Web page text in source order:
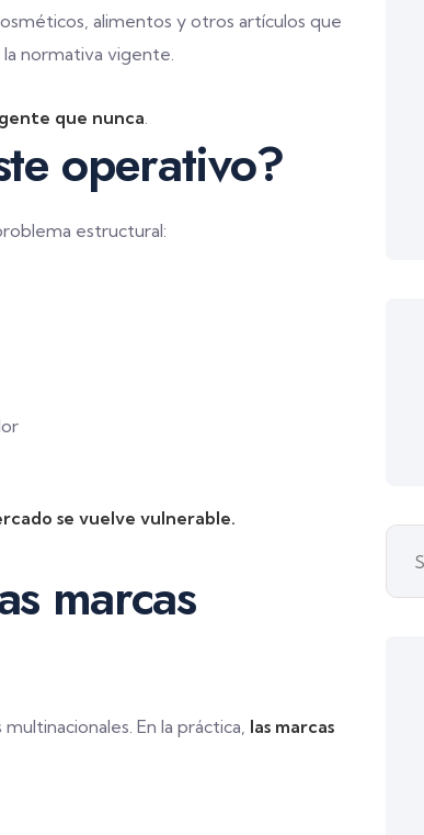
alimentos y otros artículos que
normativa vigente.
que nunca.
operativo?
estructural:
se vuelve vulnerable.
marcas
En la práctica, las marcas